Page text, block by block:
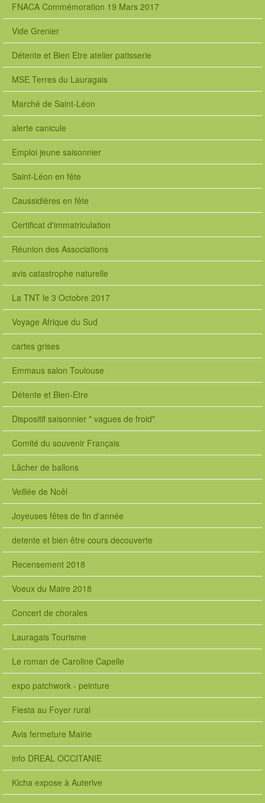
FNACA Commémoration 19 Mars 2017
Vide Grenier
Détente et Bien Etre atelier patisserie
MSE Terres du Lauragais
Marché de Saint-Léon
alerte canicule
Emploi jeune saisonnier
Saint-Léon en fête
Caussidières en fête
Certificat d'immatriculation
Réunion des Associations
avis catastrophe naturelle
La TNT le 3 Octobre 2017
Voyage Afrique du Sud
cartes grises
Emmaus salon Toulouse
Détente et Bien-Etre
Dispositif saisonnier " vagues de froid"
Comité du souvenir Français
Lâcher de ballons
Veillée de Noêl
Joyeuses fêtes de fin d'année
detente et bien être cours decouverte
Recensement 2018
Voeux du Maire 2018
Concert de chorales
Lauragais Tourisme
Le roman de Caroline Capelle
expo patchwork - peinture
Fiesta au Foyer rural
Avis fermeture Mairie
info DREAL OCCITANIE
Kicha expose à Auterive